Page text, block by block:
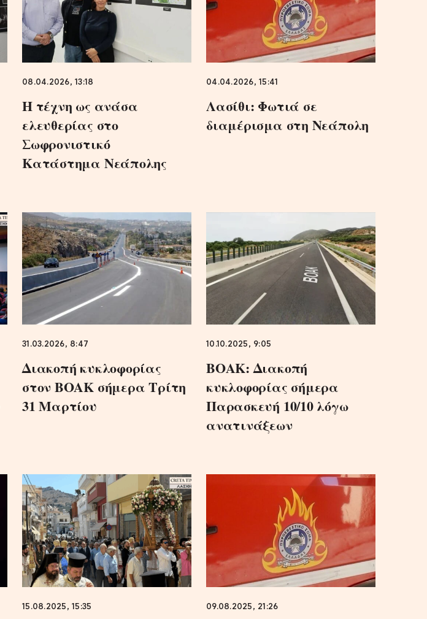
08.04.2026, 13:18
Η τέχνη ως ανάσα
ελευθερίας στο
Σωφρονιστικό
Κατάστημα Νεάπολης
04.04.2026, 15:41
Λασίθι: Φωτιά σε
διαμέρισμα στη Νεάπολη
31.03.2026, 8:47
Διακοπή κυκλοφορίας
στον ΒΟΑΚ σήμερα Τρίτη
31 Μαρτίου
10.10.2025, 9:05
ΒΟΑΚ: Διακοπή
κυκλοφορίας σήμερα
Παρασκευή 10/10 λόγω
ανατινάξεων
15.08.2025, 15:35 09.08.2025, 21:26